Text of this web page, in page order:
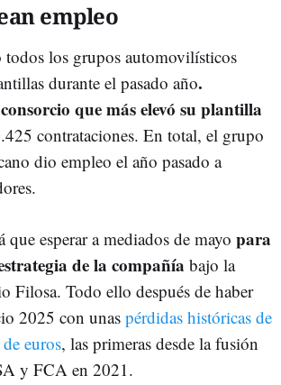
empleo
los grupos automovilísticos
durante el pasado año.
que más elevó su plantilla
contrataciones. En total, el grupo
dio empleo el año pasado a
que esperar a mediados de mayo para
de la compañía bajo la
Filosa. Todo ello después de haber
2025 con unas pérdidas históricas de
euros, las primeras desde la fusión
y FCA en 2021.